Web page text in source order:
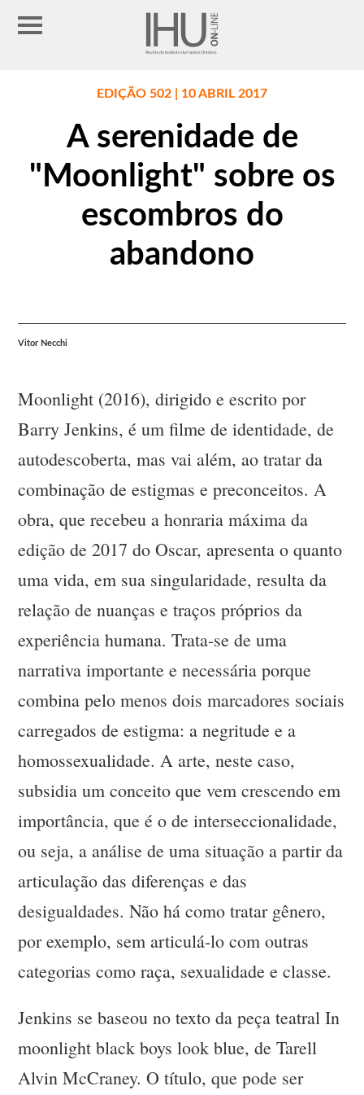
EDIÇÃO 502 | 10 ABRIL 2017
A serenidade de
"Moonlight" sobre os
escombros do
abandono
Vitor Necchi
Moonlight (2016), dirigido e escrito por
Barry Jenkins, é um filme de identidade, de
autodescoberta, mas vai além, ao tratar da
combinação de estigmas e preconceitos. A
obra, que recebeu a honraria máxima da
edição de 2017 do Oscar, apresenta o quanto
uma vida, em sua singularidade, resulta da
relação de nuanças e traços próprios da
experiência humana. Trata-se de uma
narrativa importante e necessária porque
combina pelo menos dois marcadores sociais
carregados de estigma: a negritude e a
homossexualidade. A arte, neste caso,
subsidia um conceito que vem crescendo em
importância, que é o de interseccionalidade,
ou seja, a análise de uma situação a partir da
articulação das diferenças e das
desigualdades. Não há como tratar gênero,
por exemplo, sem articulá-lo com outras
categorias como raça, sexualidade e classe.
Jenkins se baseou no texto da peça teatral In
moonlight black boys look blue, de Tarell
Alvin McCraney. O título, que pode ser